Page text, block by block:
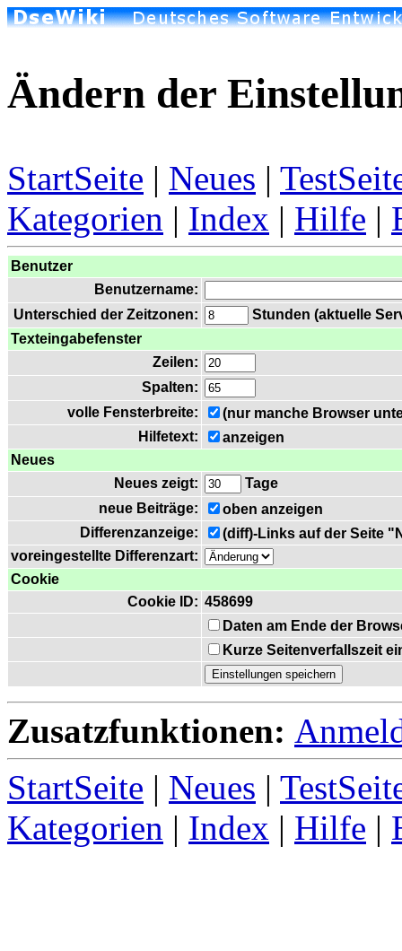
Ändern der
StartSeite | Neues |
Kategorien | Index | Hilfe |
Benutzer
Benutzername:
Unterschied der Zeitzonen:
Stunden (aktuelle
Texteingabefenster
Zeilen:
Spalten:
volle Fensterbreite:
(nur manche Browser
Hilfetext:
anzeigen
Neues
Neues zeigt:
Tage
neue Beiträge:
oben anzeigen
Differenzanzeige:
(diff)-Links auf der Seite
voreingestellte Differenzart:
Cookie
Cookie ID: 458699
Daten am Ende der
Kurze Seitenverfallszeit
Zusatzfunktionen:
StartSeite | Neues |
Kategorien | Index | Hilfe |